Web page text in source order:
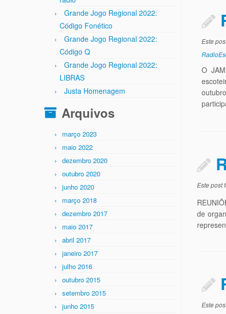
Grande Jogo Regional 2022:
Código Fonético
Grande Jogo Regional 2022:
Código Q
Grande Jogo Regional 2022:
LIBRAS
Justa Homenagem
Arquivos
março 2023
maio 2022
dezembro 2020
outubro 2020
junho 2020
março 2018
dezembro 2017
maio 2017
abril 2017
janeiro 2017
julho 2016
outubro 2015
setembro 2015
junho 2015
Este
O
Este post
de
Este